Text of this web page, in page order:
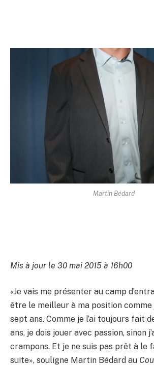
Martin Bédard
Mis à jour le 30 mai 2015 à 16h00
«Je vais me présenter au camp
être le meilleur à ma position comme
sept ans. Comme je l’ai toujours fait
ans, je dois jouer avec passion, sinon
crampons. Et je ne suis pas prêt à le
suite», souligne Martin Bédard au